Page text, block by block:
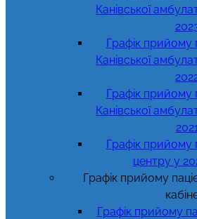
Канівської
Графік прийому
Канівської
Графік прийому
Канівської
Графік прийому
центру у
Графік прийому
Графік прийому